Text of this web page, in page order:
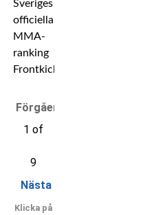
Förgående
1 of
9
Nästa
Klicka på